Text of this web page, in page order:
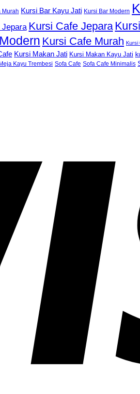
Murah Kursi Bar Kayu Jati Kursi Bar Modern
Kursi Cafe Jepara
Kursi Cafe Murah Kursi
Kursi Makan Jati Kursi Makan Kayu Jati
Kayu Trembesi Sofa Cafe Sofa Cafe Minimalis